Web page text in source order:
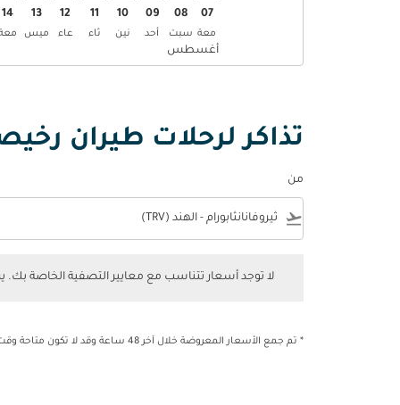
07
معة
أغسطس
08
سبت
09
أحد
10
نين
11
ثاء
12
عاء
13
ميس
14
تذاكر لرحلات طيران
من
flight_takeoff
لا توجد أسعار تتناسب مع معايير التصفية الخاصة
* تم جمع الأسعار المعروضة خلال آخر 48 ساعة وقد لا تكون متاحة وقت الحجز.